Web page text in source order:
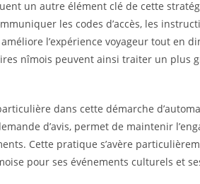
un autre élément clé de cette
les codes d’accès, les
l’expérience voyageur tout en
nîmois peuvent ainsi traiter un plus
dans cette démarche
d’avis, permet de maintenir
Cette pratique s’avère
pour ses événements culturels et